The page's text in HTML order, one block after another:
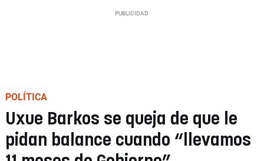
POLÍTICA
Uxue Barkos se queja de que le
pidan balance cuando “llevamos